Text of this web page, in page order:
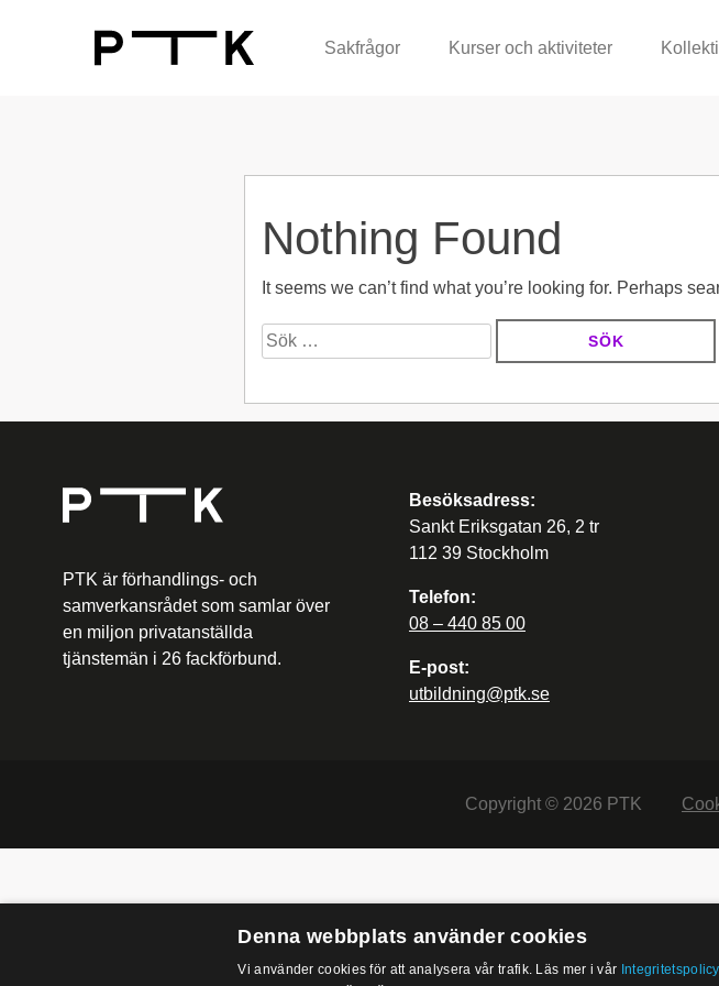
Sakfrågor Kurser och aktiviteter
Nothing Found
It seems we can’t find what you’re looking for. Perhaps
Sök
efter:
PTK är förhandlings- och
samverkansrådet som samlar över
en miljon privatanställda
tjänstemän i 26 fackförbund.
Besöksadress:
Sankt Eriksgatan 26, 2 tr
112 39 Stockholm
Telefon:
08 – 440 85 00
E-post:
utbildning@ptk.se
Copyright © 2026 PTK
Denna webbplats använder cookies
Vi använder cookies för att analysera vår trafik. Läs mer i vår Integritetspolicy